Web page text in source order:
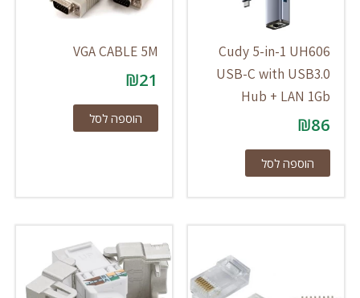
Cudy 5-in-1 UH606
USB-C with USB3.0
Hub + LAN 1Gb
₪86
הוספה לסל
VGA CABLE 5M
₪21
הוספה לסל